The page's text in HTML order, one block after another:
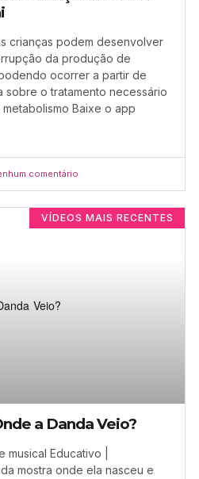
crianças podem desenvolver
da produção de
ocorrer a partir de
sobre o tratamento necessário
Baixe o app
comentário
VÍDEOS MAIS RECENTES
a Danda Veio?
musical Educativo |
mostra onde ela nasceu e